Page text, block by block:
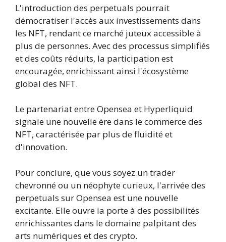
L'introduction des perpetuals pourrait
démocratiser l'accès aux investissements dans
les NFT, rendant ce marché juteux accessible à
plus de personnes. Avec des processus simplifiés
et des coûts réduits, la participation est
encouragée, enrichissant ainsi l'écosystème
global des NFT.
Le partenariat entre Opensea et Hyperliquid
signale une nouvelle ère dans le commerce des
NFT, caractérisée par plus de fluidité et
d'innovation.
Pour conclure, que vous soyez un trader
chevronné ou un néophyte curieux, l'arrivée des
perpetuals sur Opensea est une nouvelle
excitante. Elle ouvre la porte à des possibilités
enrichissantes dans le domaine palpitant des
arts numériques et des crypto.